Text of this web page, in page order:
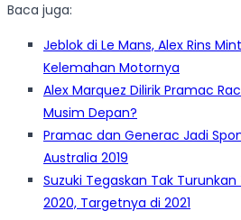
Baca juga:
Jeblok di Le Mans, Alex Rins
Kelemahan Motornya
Alex Marquez Dilirik Pramac
Musim Depan?
Pramac dan Generac Jadi
Australia 2019
Suzuki Tegaskan Tak
2020, Targetnya di 2021